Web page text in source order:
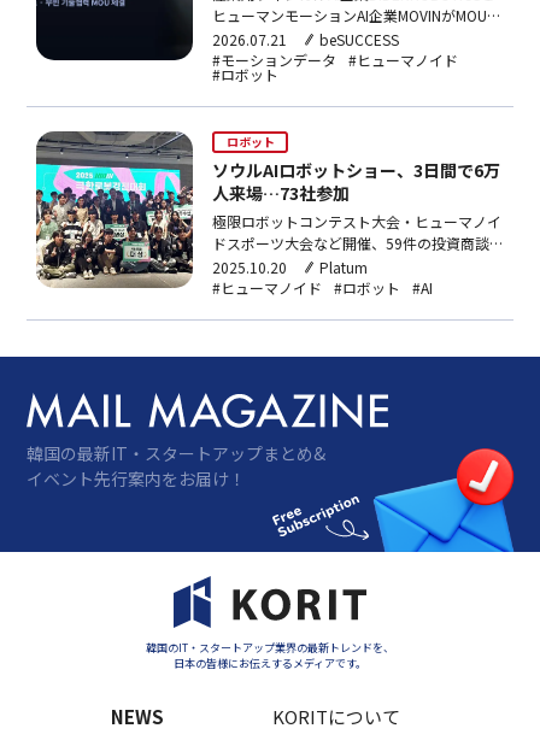
ヒューマンモーションAI企業MOVINがMOUを
締結。MOVINのLiDARモーションキャプチャ
ー技術とDIDENROBOTICSのヒューマノイド
ハードウェア開発能力を組み合わせ、ロボッ
ト学習用高精度モーションデータセットを共
2026.07.21
beSUCCESS
#モーションデータ
#ヒューマノイド
#ロボット
ロボット
ソウルAIロボットショー、3日間で6万
人来場…73社参加
極限ロボットコンテスト大会・ヒューマノイ
ドスポーツ大会など開催、59件の投資商談
実施、産業ネットワーキングプラットフォー
ムの役割2025ソウルAIロボットショーが9月
2025.10.20
Platum
#ヒューマノイド
#ロボット #AI
韓国の最新IT・スタートアップまとめ&
イベント先行案内をお届け！
韓国のIT・スタートアップ業界の最新トレンドを、
日本の皆様にお伝えするメディアです。
NEWS KORITについて